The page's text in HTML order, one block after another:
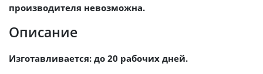
производителя невозможна.
Описание
Изготавливается: до 20 рабочих дней.